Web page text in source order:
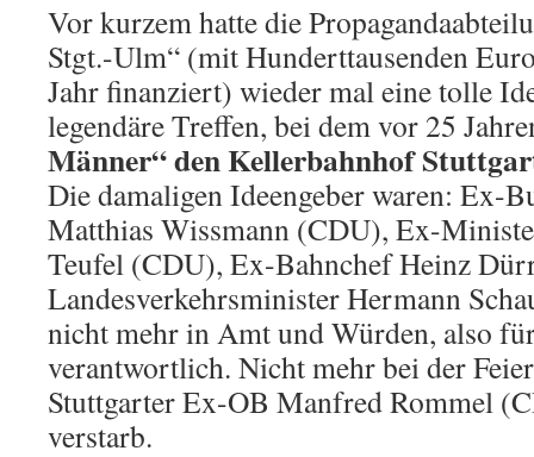
Vor kurzem hatte die
Stgt.-Ulm“ (mit Hunderttausenden
Jahr finanziert) wieder mal eine tolle
legendäre Treffen, bei dem vor 25
Männer“ den Kellerbahnhof
Die damaligen Ideengeber waren: Ex-
Matthias Wissmann (CDU), Ex-
Teufel (CDU), Ex-Bahnchef Heinz
Landesverkehrsminister Hermann
nicht mehr in Amt und Würden, also
verantwortlich. Nicht mehr bei der
Stuttgarter Ex-OB Manfred Rommel
verstarb.